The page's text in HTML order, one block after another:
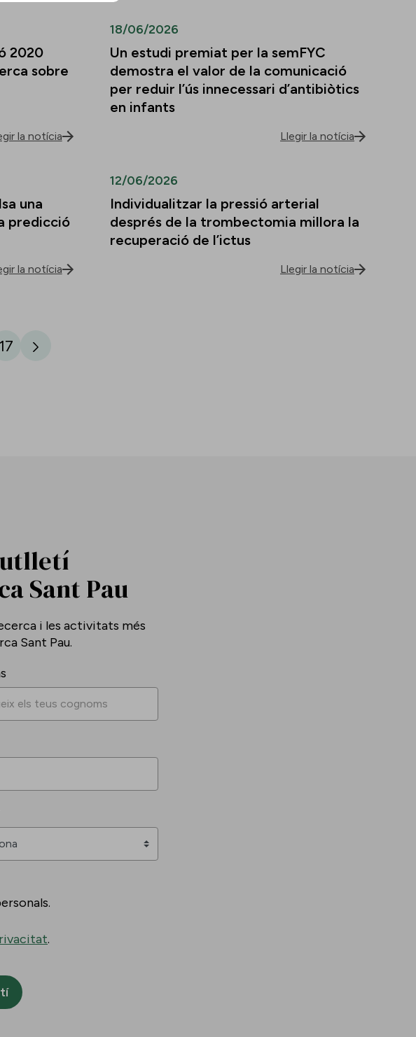
2020
sobre
la notícia
18/06/2026
Un estudi premiat per la semFYC
demostra el valor de la comunicació
per reduir l’ús innecessari d’antibiòtics
en infants
Llegir la notícia
una
predicció
la notícia
12/06/2026
Individualitzar la pressió arterial
després de la trombectomia millora la
recuperació de l’ictus
Llegir la notícia
17
Sant Pau
i les activitats més
Sant Pau.
.